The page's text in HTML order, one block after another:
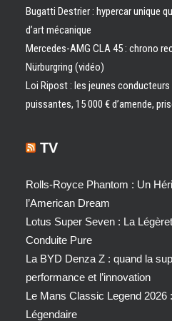
Bugatti Destrier : hypercar unique
d’art mécanique
Mercedes-AMG CLA 45 : chrono
Nürburgring (vidéo)
Loi Ripost : les jeunes
puissantes, 15 000 € d’amende,
TV
Rolls-Royce Phantom : Un
l’American Dream
Lotus Super Seven : La
Conduite Pure
La BYD Denza Z : quand la
performance et l’innovation
Le Mans Classic Legend 2026
Légendaire